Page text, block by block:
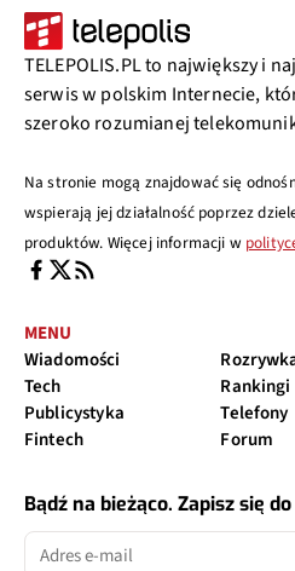
TELEPOLIS.PL to największy i
serwis w polskim Internecie,
szeroko rozumianej
Na stronie mogą znajdować się
wspierają jej działalność poprzez
produktów. Więcej informacji w
MENU
Wiadomości
Tech
Publicystyka
Fintech
Rankingi
Telefony
Forum
Bądź na bieżąco. Zapisz się